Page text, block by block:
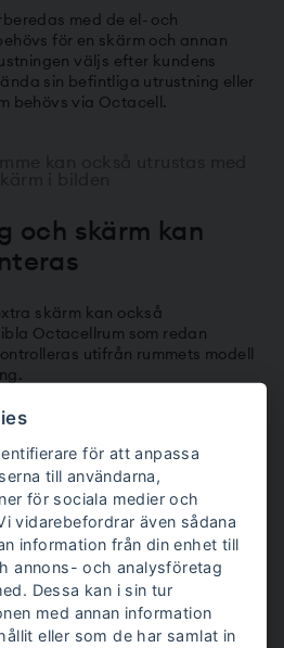
med de el- och
för en skärm och annan
väljs efter kundens
sin befintliga utrustning eller
behövs via Octacell.
och skärm kan
skärm kan också
Octacellrum som redan
utifrån rummets modell
anpassas bättre för videomöten
kontrollerar vi:
modellen
ryms i rummet
som behövs
göras där rummet står
för kontor
och de olika
för att anpassa
till användarna,
för sociala medier och
vidarebefordrar även sådana
information från din enhet till
annons- och analysföretag
Dessa kan i sin tur
med annan information
eller som de har samlat in